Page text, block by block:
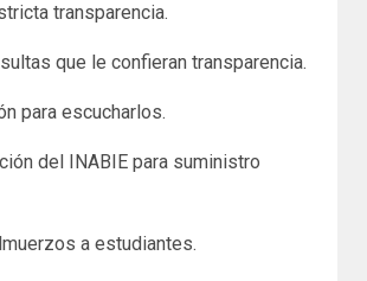
transparencia.
que le confieran transparencia.
para escucharlos.
del INABIE para suministro
a estudiantes.